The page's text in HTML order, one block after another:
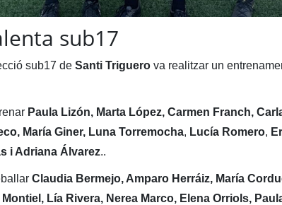
sub17
sub17 de Santi Triguerova realitzar un
Paula Lizón, Marta López, Carmen Franch,
María Giner, Luna Torremocha, Lucía Romero,
i Adriana Álvarez..
Claudia Bermejo, Amparo Herráiz, María
Montiel, Lía Rivera, Nerea Marco, Elena Orriols,